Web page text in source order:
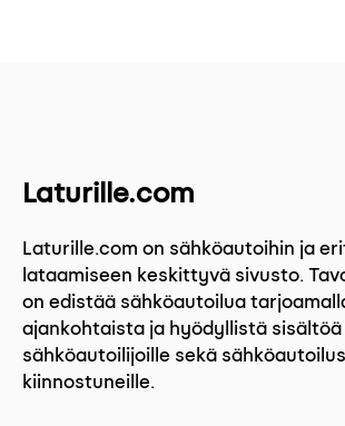
Laturille.com
Laturille.com on sähköautoihin ja
lataamiseen keskittyvä sivusto.
on edistää sähköautoilua
ajankohtaista ja hyödyllistä sisältöä
sähköautoilijoille sekä
kiinnostuneille.